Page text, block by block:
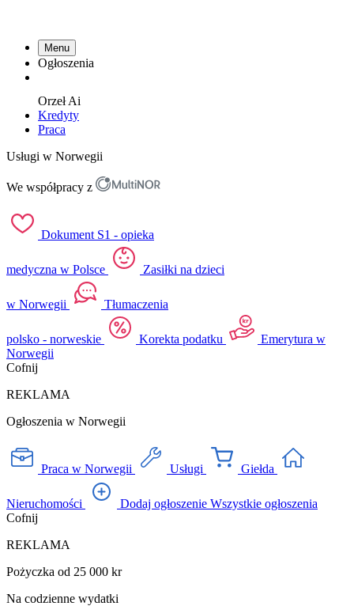
Menu
Ogłoszenia
OrzełAi
Kredyty
Praca
Usługi w Norwegii
We współpracy z
Dokument S1 - opieka
medyczna w Polsce Zasiłki na dzieci
w Norwegii Tłumaczenia
polsko - norweskie Korekta podatku
Emerytura w
Norwegii
Cofnij
REKLAMA
Ogłoszenia w Norwegii
Praca w Norwegii Usługi Giełda
Nieruchomości Dodaj ogłoszenie Wszystkie ogłoszenia
Cofnij
REKLAMA
Pożyczka od 25 000 kr
Na codzienne wydatki